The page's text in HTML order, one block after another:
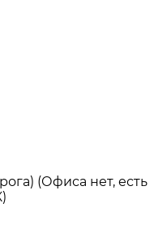
(Офиса нет, есть